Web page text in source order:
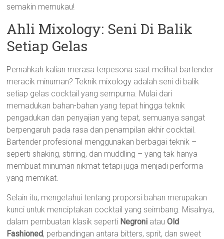
semakin memukau!
Ahli Mixology: Seni Di Balik
Setiap Gelas
Pernahkah kalian merasa terpesona saat melihat bartender
meracik minuman? Teknik mixology adalah seni di balik
setiap gelas cocktail yang sempurna. Mulai dari
memadukan bahan-bahan yang tepat hingga teknik
pengadukan dan penyajian yang tepat, semuanya sangat
berpengaruh pada rasa dan penampilan akhir cocktail.
Bartender profesional menggunakan berbagai teknik –
seperti shaking, stirring, dan muddling – yang tak hanya
membuat minuman nikmat tetapi juga menjadi performa
yang memikat.
Selain itu, mengetahui tentang proporsi bahan merupakan
kunci untuk menciptakan cocktail yang seimbang. Misalnya,
dalam pembuatan klasik seperti Negroni atauOld
Fashioned, perbandingan antara bitters, sprit, dan sweet